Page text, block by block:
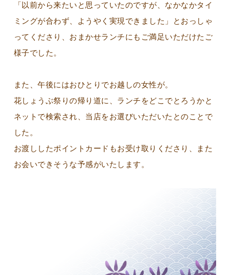
「以前から来たいと思っていたのですが、なかなかタイ
ミングが合わず、ようやく実現できました」とおっしゃ
ってくださり、おまかせランチにもご満足いただけたご
様子でした。
また、午後にはおひとりでお越しの女性が。
花しょうぶ祭りの帰り道に、ランチをどこでとろうかと
ネットで検索され、当店をお選びいただいたとのことで
した。
お渡ししたポイントカードもお受け取りくださり、また
お会いできそうな予感がいたします。